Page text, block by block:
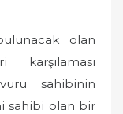
olan
sahibinin
sahibi olan bir